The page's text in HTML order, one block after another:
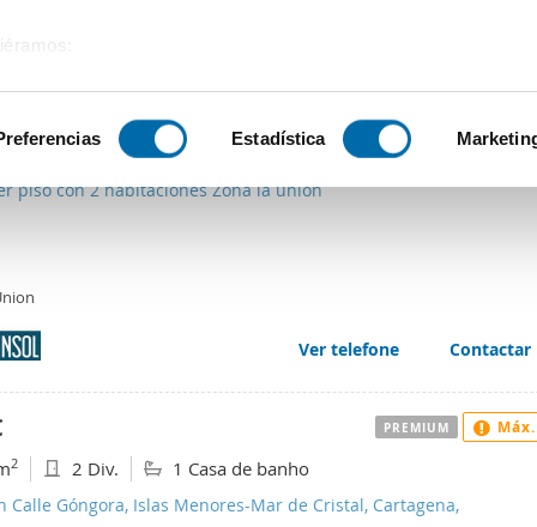
analizándolo activamente para buscar características
cómo se procesan sus datos personales y establezca
se usan para personalizar el contenido y los anuncios,
el tráfico. Además, compartimos información sobre el uso
de redes sociales, publicidad y análisis web, quienes
que les haya proporcionado o que hayan recopilado a
Estadística
2 1 Casa de banho
piso con 2 habitaciones Zona la unión
Ver telefone Contactar
2 2 Div. 1 Casa de banho
Calle Góngora, Islas Menores-Mar de Cristal, Cartagena,
PREMIUM